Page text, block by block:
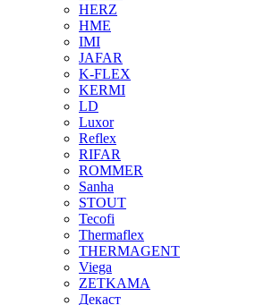
HERZ
HME
IMI
JAFAR
K-FLEX
KERMI
LD
Luxor
Reflex
RIFAR
ROMMER
Sanha
STOUT
Tecofi
Thermaflex
THERMAGENT
Viega
ZETKAMA
Декаст